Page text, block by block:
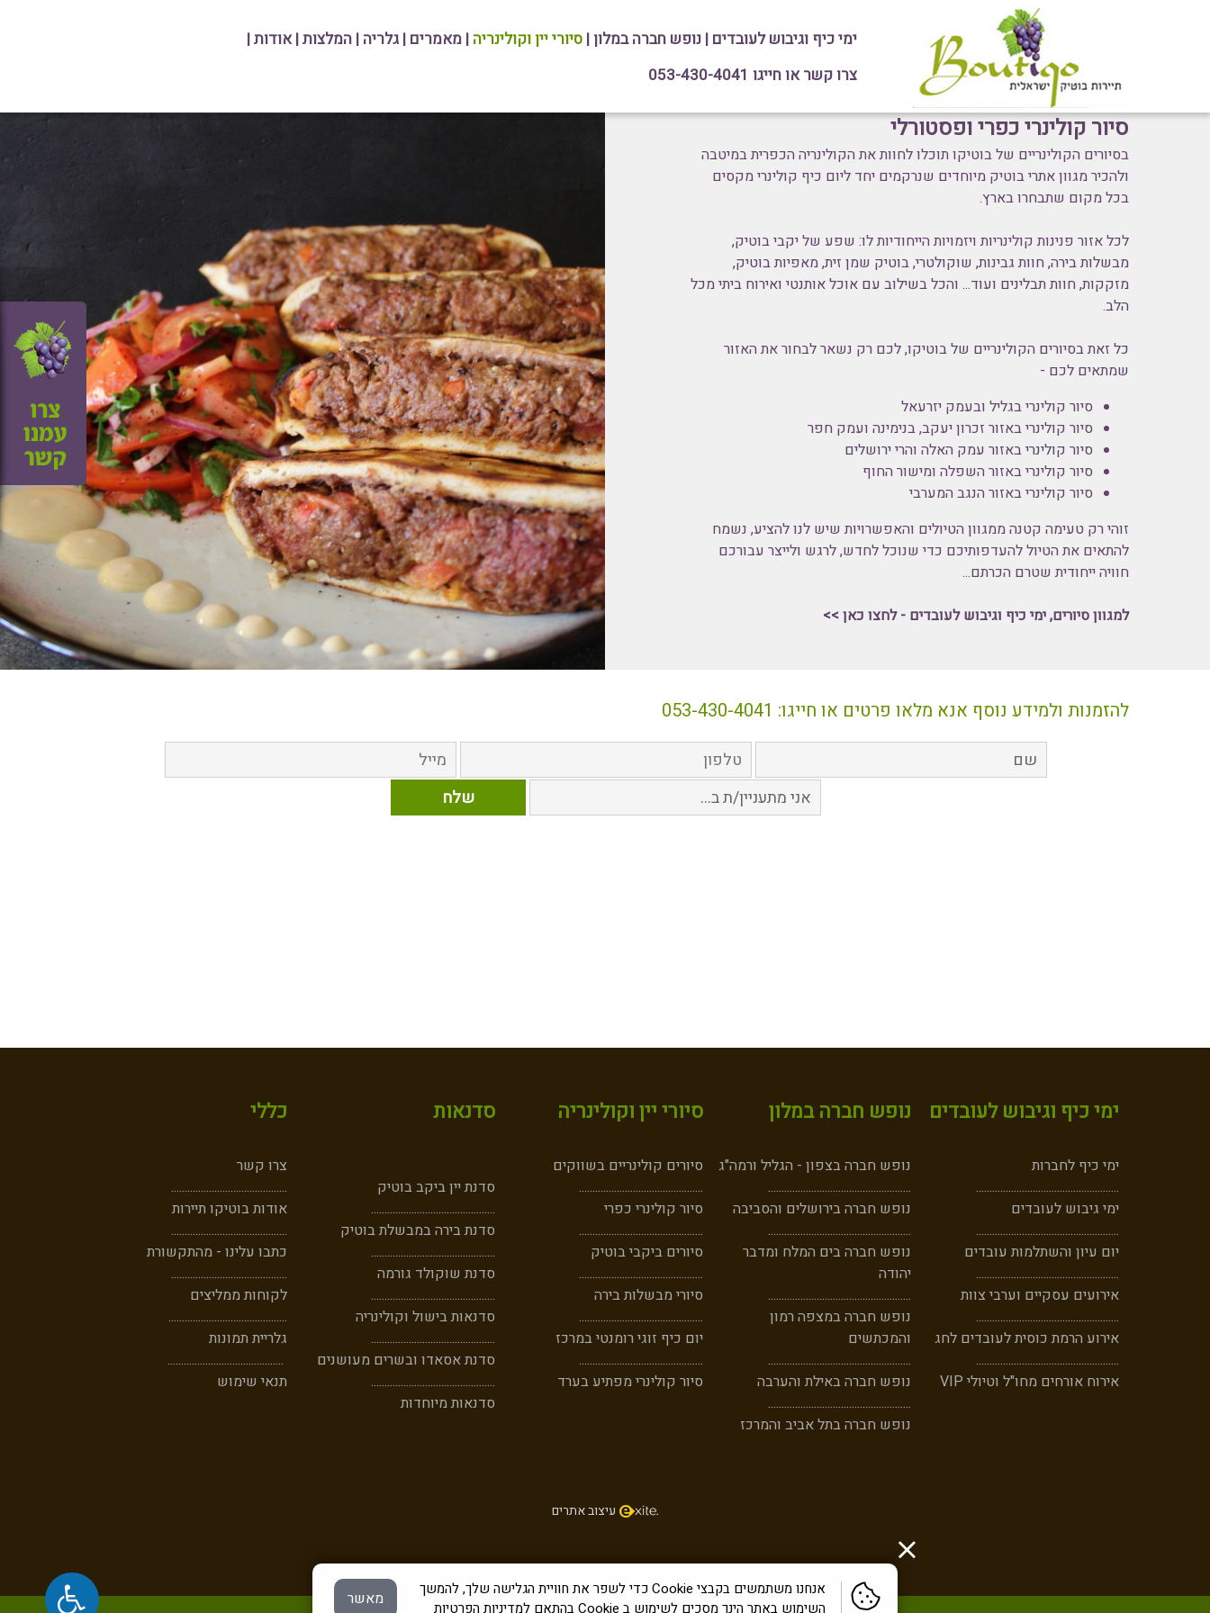
ימי כיף וגיבוש לעובדים | נופש חברה במלון| סיורי יין וקולינריה | מאמרים | גלריה | המלצות| אודות|
צרו קשר או חייגו 053-430-4041
סיור קולינרי כפרי ופסטורלי
בסיורים הקולינריים של בוטיקו תוכלו לחוות את הקולינריה הכפרית במיטבה
ולהכיר מגוון אתרי בוטיק מיוחדים שנרקמים יחד ליום כיף קולינרי מקסים
בכל מקום שתבחרו בארץ.
לכל אזור פנינות קולינריות ויזמויות הייחודיות לו: שפע של יקבי בוטיק,
מבשלות בירה, חוות גבינות, שוקולטרי, בוטיק שמן זית, מאפיות בוטיק,
מזקקות, חוות תבלינים ועוד... והכל בשילוב עם אוכל אותנטי ואירוח ביתי מכל
הלב.
כל זאת בסיורים הקולינריים של בוטיקו, לכם רק נשאר לבחור את האזור
שמתאים לכם -
סיור קולינרי בגליל ובעמק יזרעאל
סיור קולינרי באזור זכרון יעקב, בנימינה ועמק חפר
סיור קולינרי באזור עמק האלה והרי ירושלים
סיור קולינרי באזור השפלה ומישור החוף
סיור קולינרי באזור הנגב המערבי
זוהי רק טעימה קטנה ממגוון הטיולים והאפשרויות שיש לנו להציע, נשמח
להתאים את הטיול להעדפותיכם כדי שנוכל לחדש, לרגש ולייצר עבורכם
חוויה ייחודית שטרם הכרתם...
למגוון סיורים,ימי כיף וגיבוש לעובדים - לחצו כאן >>
ימי כיף וגיבוש לעובדים נופש חברה במלון סיורי יין וקולינריה סדנאות כללי
ימי כיף לחברות
.......................................
............
..
ימי גיבוש לעובדים
....................................
............
.....
יום עיון והשתלמות עובדים
...................................
............
......
אירועים עסקיים וערבי צוות
..................................
......
.............
אירוע הרמת כוסית לעובדים לחג
.................................
......
..............
אירוח אורחים מחו"ל וטיולי VIP
נופש חברה בצפון - הגליל ורמה"ג
.........................................
....
......
..
נופש חברה בירושלים והסביבה
.........................................
...
......
...
נופש חברה בים המלח ומדבר
יהודה
.........................................
...
......
...
נופש חברה במצפה רמון
והמכתשים
.........................................
..
......
....
נופש חברה באילת והערבה
.........................................
.
......
.....
נופש חברה בתל אביב והמרכז
סיורים קולינריים בשווקים
..............................................
סיור קולינרי כפרי
..............................................
סיורים ביקבי בוטיק
..............................................
סיורי מבשלות בירה
..............................................
יום כיף זוגי רומנטי במרכז
..............................................
סיור קולינרי מפתיע בערד
סדנת יין ביקב בוטיק
..................................
......
......
סדנת בירה במבשלת בוטיק
....................................
......
....
סדנת שוקולד גורמה
......................................
......
..
סדנאות בישול וקולינריה
......................................
......
..
סדנת אסאדו ובשרים מעושנים
....................................
......
....
סדנאות מיוחדות
צרו קשר
...........................................
אודות בוטיקו תיירות
...........................................
כתבו עלינו - מהתקשורת
...........................................
לקוחות ממליצים
............................................
גלריית תמונות
...........................................
תנאי שימוש
עיצוב אתרים
אנחנו משתמשים בקבצי Cookie כדי לשפר את חוויית הגלישה שלך, להמשך
השימוש באתר הינך מסכים לשימוש ב Cookie בהתאם למדיניות הפרטיות
מאשר